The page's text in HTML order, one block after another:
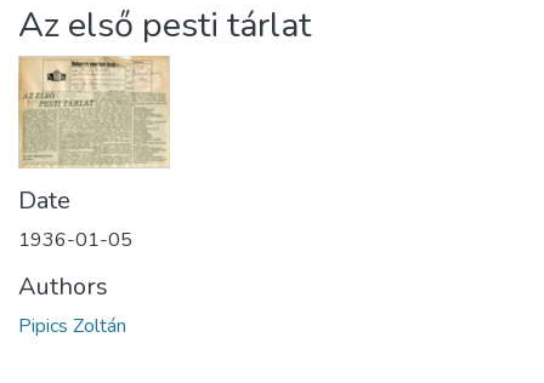
Statistics
About us
Az első pesti tárlat
Date
1936-01-05
Authors
Pipics Zoltán